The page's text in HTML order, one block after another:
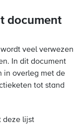
document
veel verwezen
In dit document
in overleg met de
tot stand
deze lijst